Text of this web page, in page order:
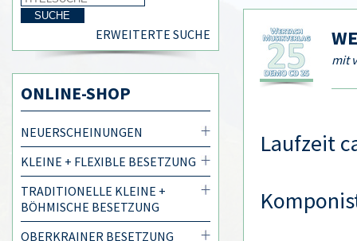
ERWEITERTE SUCHE
ONLINE-SHOP
NEUERSCHEINUNGEN
KLEINE + FLEXIBLE BESETZUNG
TRADITIONELLE KLEINE +
BÖHMISCHE BESETZUNG
OBERKRAINER BESETZUNG
mit
Laufzeit